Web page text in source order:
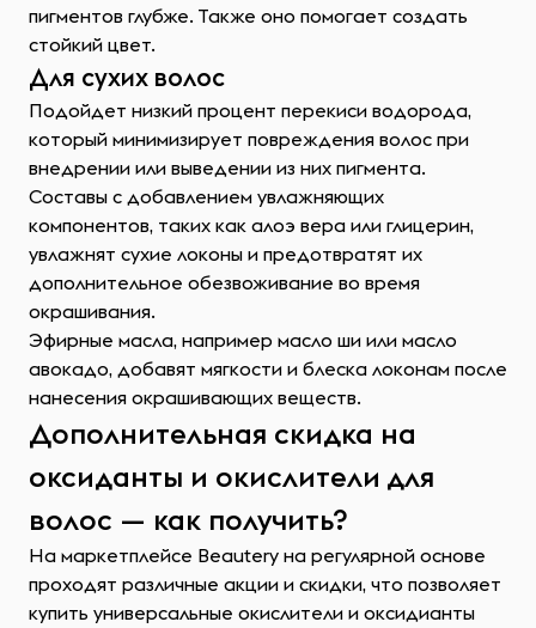
пигментов глубже. Также оно помогает создать
стойкий цвет.
Для сухих волос
Подойдет низкий процент перекиси водорода,
который минимизирует повреждения волос при
внедрении или выведении из них пигмента.
Составы с добавлением увлажняющих
компонентов, таких как алоэ вера или глицерин,
увлажнят сухие локоны и предотвратят их
дополнительное обезвоживание во время
окрашивания.
Эфирные масла, например масло ши или масло
авокадо, добавят мягкости и блеска локонам после
нанесения окрашивающих веществ.
Дополнительная скидка на
оксиданты и окислители для
волос — как получить?
На маркетплейсе Beautery на регулярной основе
проходят различные акции и скидки, что позволяет
купить универсальные окислители и оксидианты